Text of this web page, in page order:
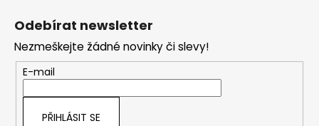
p
r
v
k
í
Odebírat newsletter
Nezmeškejte žádné novinky či slevy!
E-mail
PŘIHLÁSIT SE